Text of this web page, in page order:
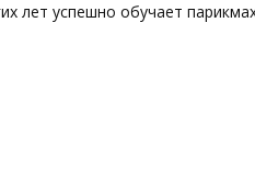
лет успешно обучает